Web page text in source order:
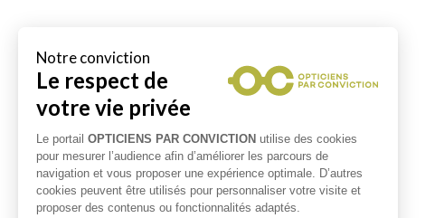
Notre conviction
Le respect de
votre vie privée
Le portail OPTICIENS PAR CONVICTION utilise des cookies
pour mesurer l’audience afin d’améliorer les parcours de
navigation et vous proposer une expérience optimale. D’autres
cookies peuvent être utilisés pour personnaliser votre visite et
proposer des contenus ou fonctionnalités adaptés.